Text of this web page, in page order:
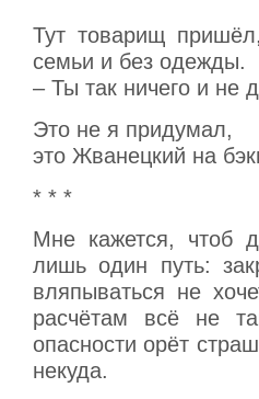
Тут товарищ
семьи и без одежды.
– Ты так ничего и не
Это не я придумал,
это Жванецкий на
* * *
Мне кажется, чтоб
лишь один путь:
вляпываться не
расчётам всё не
опасности орёт
некуда.